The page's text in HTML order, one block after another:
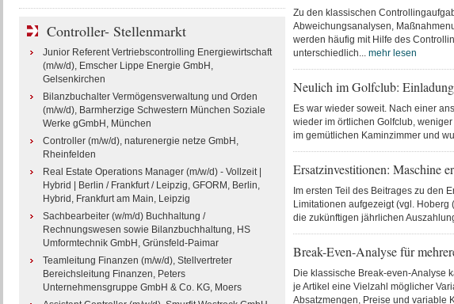
Zu den klassischen
Abweichungsanalysen,
werden häufig mit Hilfe des
unterschiedlich... mehr lesen
Neulich im Golfclub:
Es war wieder soweit. Nach einer
wieder im örtlichen Golfclub,
im gemütlichen Kaminzimmer und
Ersatzinvestitionen: Maschine
Im ersten Teil des Beitrages zu den
Limitationen aufgezeigt (vgl.
die zukünftigen jährlichen
Break-Even-Analyse für
Die klassische Break-even-Analyse
je Artikel eine Vielzahl möglicher
Absatzmengen, Preise und variable
Controller- Stellenmarkt
Junior Referent Vertriebscontrolling Energiewirtschaft
(m/w/d), Emscher Lippe Energie GmbH,
Gelsenkirchen
Bilanzbuchalter Vermögensverwaltung und Orden
(m/w/d), Barmherzige Schwestern München Soziale
Werke gGmbH, München
Controller (m/w/d), naturenergie netze GmbH,
Rheinfelden
Real Estate Operations Manager (m/w/d) - Vollzeit |
Hybrid | Berlin / Frankfurt / Leipzig, GFORM, Berlin,
Hybrid, Frankfurt am Main, Leipzig
Sachbearbeiter (w/m/d) Buchhaltung /
Rechnungswesen sowie Bilanzbuchhaltung, HS
Umformtechnik GmbH, Grünsfeld-Paimar
Teamleitung Finanzen (m/w/d), Stellvertreter
Bereichsleitung Finanzen, Peters
Unternehmensgruppe GmbH & Co. KG, Moers